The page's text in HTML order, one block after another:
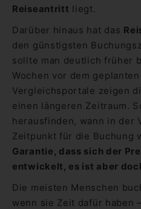
Reiseantritt liegt.
Darüber hinaus hat das
den günstigsten
sollte man deutlich früher
Wochen vor dem
Vergleichsportale zeigen
einen längeren Zeitraum.
herausfinden, wann in der
Zeitpunkt für die Buchung
Garantie, dass sich der
entwickelt, es ist aber
Die meisten Menschen
wenn sie Zeit dafür haben